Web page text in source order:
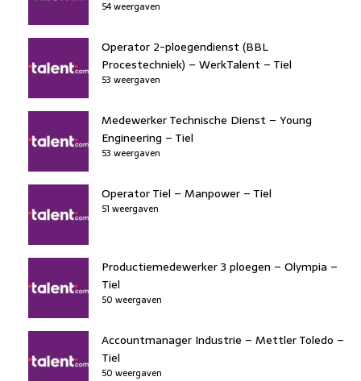
54 weergaven
Operator 2-ploegendienst (BBL
Procestechniek) – WerkTalent – Tiel
53 weergaven
Medewerker Technische Dienst – Young
Engineering – Tiel
53 weergaven
Operator Tiel – Manpower – Tiel
51 weergaven
Productiemedewerker 3 ploegen – Olympia –
Tiel
50 weergaven
Accountmanager Industrie – Mettler Toledo –
Tiel
50 weergaven